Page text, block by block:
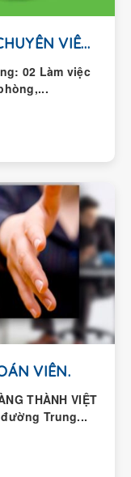
THÔNG BÁO TUYỂN DỤNG CHUYÊN VIÊN TRẮC ĐẠC
02 Làm việc
VIÊN.
THÀNH VIỆT
Trung...